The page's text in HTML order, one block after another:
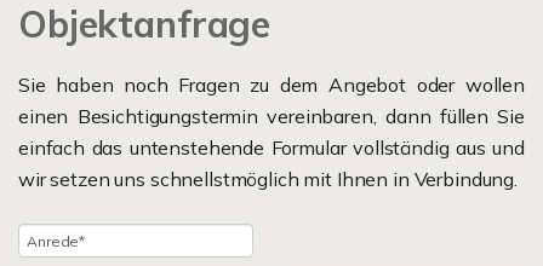
Objektanfrage
Sie haben noch Fragen zu dem Angebot oder wollen
einen Besichtigungstermin vereinbaren, dann füllen Sie
einfach das untenstehende Formular vollständig aus und
wir setzen uns schnellstmöglich mit Ihnen in Verbindung.